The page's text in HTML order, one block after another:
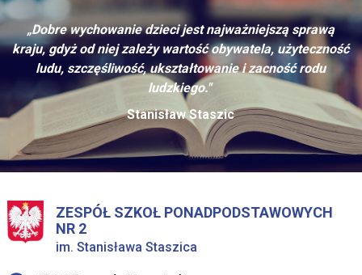
„Dobre wychowanie dzieci jest najważniejszą sprawą
kraju, gdyż od niej zależy wartość obywatela, użyteczność
ludu, szczęśliwość, ukształtowanie i zacność rodu
ludzkiego."
Stanisław Staszic
ZESPÓŁ SZKOŁ PONADPODSTAWOWYCH
NR 2
im. Stanisława Staszica